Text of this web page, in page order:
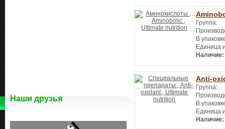
Наши друзья
Группа:
В
Единица
Наличие:
Anti-
Группа:
В
Единица
Наличие: